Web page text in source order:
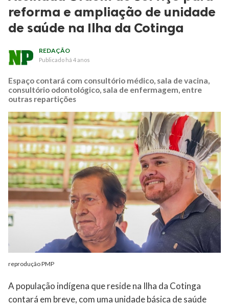
reforma e ampliação de unidade
de saúde na Ilha da Cotinga
REDAÇÃO
Publicado há 4 anos
Espaço contará com consultório médico, sala de vacina,
consultório odontológico, sala de enfermagem, entre
outras repartições
reprodução PMP
A população indígena que reside na Ilha da Cotinga
contará em breve, com uma unidade básica de saúde